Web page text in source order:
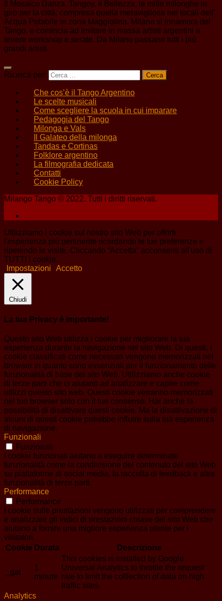
Il Mosaico Danza, Tangoy, il Bellezza, le mille milonghe in
giro per la città, compresa quella meravigliosa nei locali dell’
Acqua Potabile in zona Maggiolina. Milano si innamora del
Tango, e comincia ad invitare in massa artisti argentini a
tenere workshop e serate. Da Milano passano tutti i più
grandi artisti.
Ricerca per:
Che cos’è il Tango Argentino
Le scelte musicali
Come scegliere la scuola in cui imparare
Pedagogia del Tango
Milonga e Vals
Il Galateo della milonga
Tandas e Cortinas
Folklore argentino
La filmografia dedicata
Contatti
Cookie Policy
Milango Tango © 2022. Tutti i diritti riservati.
Utilizziamo i cookie sul nostro sito Web per offrirti
l'esperienza più pertinente ricordando le tue preferenze e
ripetendo le visite. Cliccando “Accetta” acconsenti all'uso di
TUTTI i cookie.
Impostazioni
Accetto
Chiudi
La tua Privacy è importante!
Questo sito Web utilizza i cookie per migliorare la tua
esperienza durante la navigazione nel sito Web. Di questi, i
cookie classificati come necessari vengono memorizzati nel
browser in quanto sono essenziali per il funzionamento delle
funzionalità di base del sito Web. Utilizziamo anche cookie
di terze parti che ci aiutano ad analizzare e capire come
utilizzi questo sito web. Questi cookie verranno memorizzati
nel tuo browser solo con il tuo consenso. Hai anche la
possibilità di disattivare questi cookie. Ma la disattivazione di
alcuni di questi cookie potrebbe influire sulla tua esperienza
di navigazione.
Funzionali
Funzionali
I cookie funzionali aiutano a eseguire determinate
funzionalità come la condivisione del contenuto del sito Web
su piattaforme di social media, la raccolta di feedback e altre
funzionalità di terze parti.
Performance
Performance
I cookie sulle prestazioni vengono utilizzati per comprendere
e analizzare gli indici di prestazioni chiave del sito Web che
aiutano a fornire una migliore esperienza utente per i
visitatori.
Cookie Durata Descrizione
_gat
1
minute
This cookies is installed by Google
Universal Analytics to throttle the request
rate to limit the colllection of data on high
traffic sites.
Analytics